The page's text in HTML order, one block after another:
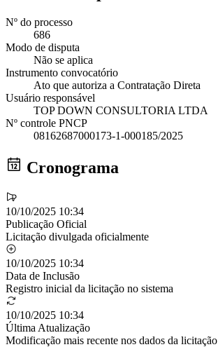
Nº do processo
686
Modo de disputa
Não se aplica
Instrumento convocatório
Ato que autoriza a Contratação Direta
Usuário responsável
TOP DOWN CONSULTORIA LTDA
Nº controle PNCP
08162687000173-1-000185/2025
Cronograma
10/10/2025 10:34
Publicação Oficial
Licitação divulgada oficialmente
10/10/2025 10:34
Data de Inclusão
Registro inicial da licitação no sistema
10/10/2025 10:34
Última Atualização
Modificação mais recente nos dados da licitação